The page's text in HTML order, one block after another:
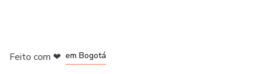
Feito com ❤ em Bogotá